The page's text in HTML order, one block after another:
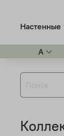
Настенные
A